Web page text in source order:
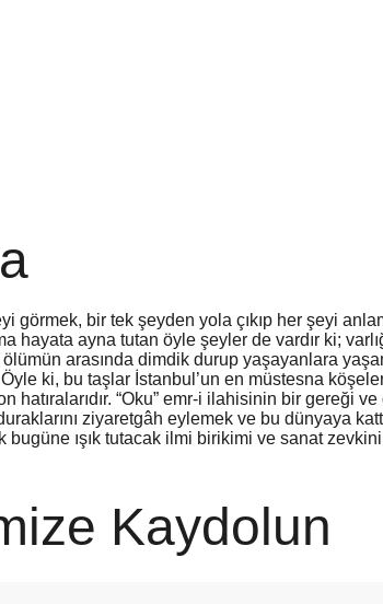
görmek, bir tek şeyden yola çıkıp her şeyi
hayata ayna tutan öyle şeyler de vardır ki;
arasında dimdik durup yaşayanlara
ki, bu taşlar İstanbul’un en müstesna
hatıralarıdır. “Oku” emr-i ilahisinin bir gereği
ziyaretgâh eylemek ve bu dünyaya
ışık tutacak ilmi birikimi ve sanat
Kaydolun